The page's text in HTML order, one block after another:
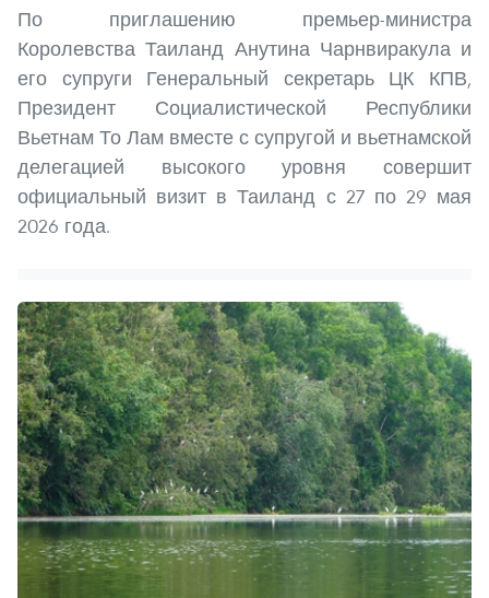
По приглашению премьер-министра
Королевства Таиланд Анутина Чарнвиракула и
его супруги Генеральный секретарь ЦК КПВ,
Президент Социалистической Республики
Вьетнам То Лам вместе с супругой и вьетнамской
делегацией высокого уровня совершит
официальный визит в Таиланд с 27 по 29 мая
2026 года.